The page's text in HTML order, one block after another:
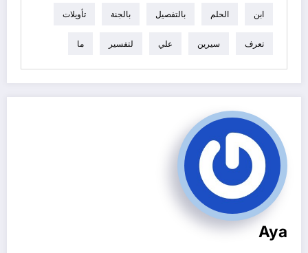
ابن الحلم بالتفصيل بالجنة تأويلات
تعرف سيرين علي لتفسير ما
Aya